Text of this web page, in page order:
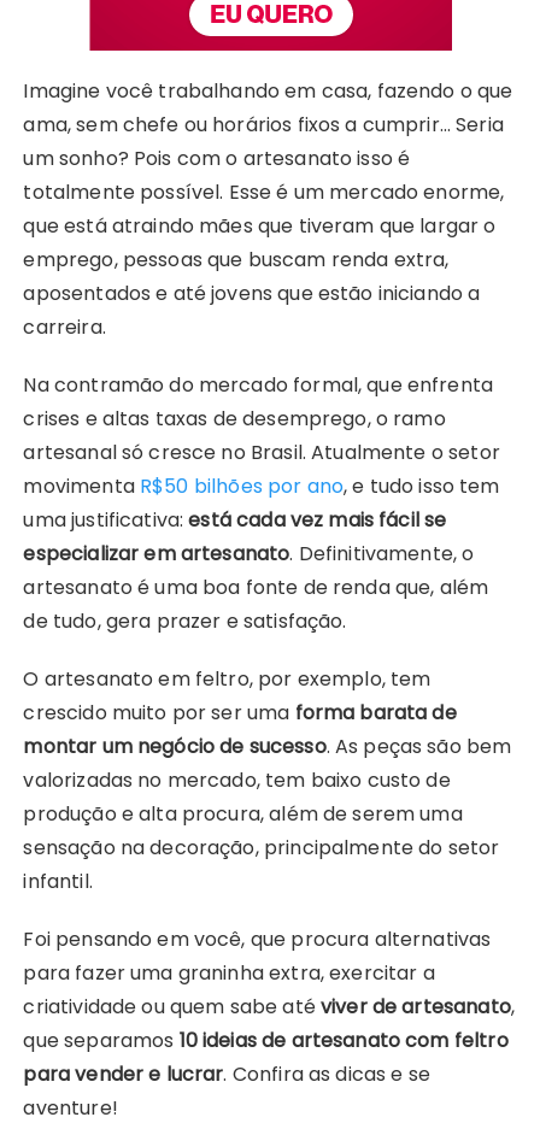
Imagine você trabalhando em casa, fazendo o que
ama, sem chefe ou horários fixos a cumprir… Seria
um sonho? Pois com o artesanato isso é
totalmente possível. Esse é um mercado enorme,
que está atraindo mães que tiveram que largar o
emprego, pessoas que buscam renda extra,
aposentados e até jovens que estão iniciando a
carreira.
Na contramão do mercado formal, que enfrenta
crises e altas taxas de desemprego, o ramo
artesanal só cresce no Brasil. Atualmente o setor
movimenta R$50 bilhões por ano, e tudo isso tem
uma justificativa:está cada vez mais fácil se
especializar em artesanato. Definitivamente, o
artesanato é uma boa fonte de renda que, além
de tudo, gera prazer e satisfação.
O artesanato em feltro, por exemplo, tem
crescido muito por ser uma forma barata de
montar um negócio de sucesso. As peças são bem
valorizadas no mercado, tem baixo custo de
produção e alta procura, além de serem uma
sensação na decoração, principalmente do setor
infantil.
Foi pensando em você, que procura alternativas
para fazer uma graninha extra, exercitar a
criatividade ou quem sabe atéviver de artesanato,
que separamos 10 ideias de artesanato com feltro
para vender e lucrar. Confira as dicas e se
aventure!